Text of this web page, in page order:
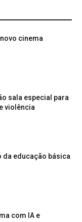
cinema
sala especial para
violência
da educação básica
com IA e